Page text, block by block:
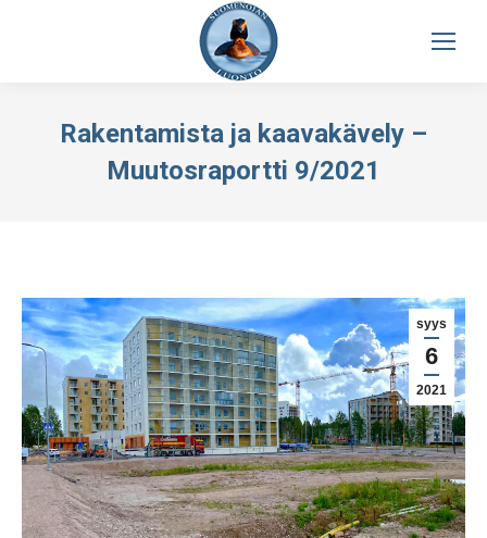
Rakentamista ja kaavakävely –
Muutosraportti 9/2021
syys
6
2021